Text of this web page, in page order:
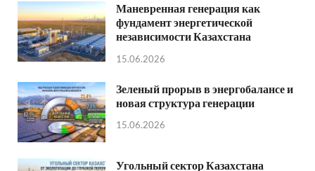
Маневренная генерация как
фундамент энергетической
независимости Казахстана
15.06.2026
Зеленый прорыв в энергобалансе и
новая структура генерации
15.06.2026
Угольный сектор Казахстана